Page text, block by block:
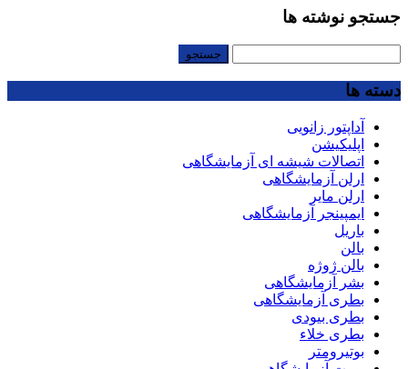
جستجو نوشته ها
دسته ها
آداپتور زانویی
اپلیکیشن
اتصالات شیشه ای آزمایشگاهی
ارلن آزمایشگاهی
ارلن مایر
ایمپینجر آزمایشگاهی
باریل
بالن
بالن ژوژه
بشر آزمایشگاهی
بطری آزمایشگاهی
بطری بیودی
بطری خلاء
بوتیرومتر